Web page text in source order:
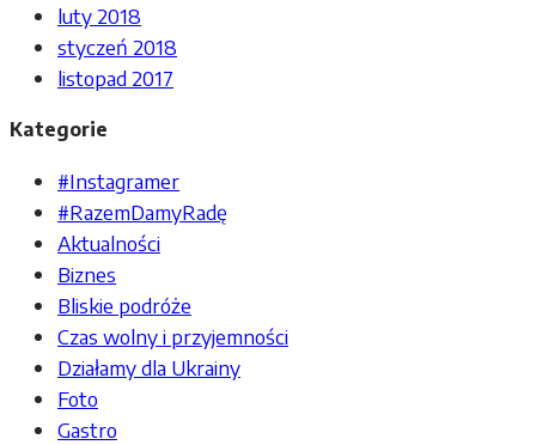
luty 2018
styczeń 2018
listopad 2017
Kategorie
#Instagramer
#RazemDamyRadę
Aktualności
Biznes
Bliskie podróże
Czas wolny i przyjemności
Działamy dla Ukrainy
Foto
Gastro